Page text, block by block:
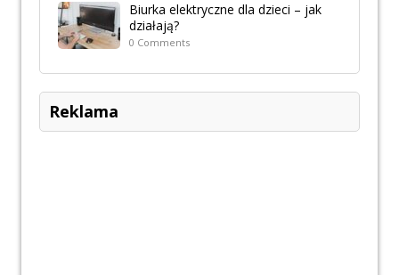
Biurka elektryczne dla dzieci – jak
działają?
0 Comments
Reklama